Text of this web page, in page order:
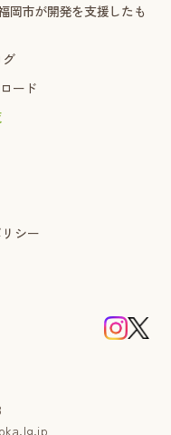
岡市が開発を支援したも
グ
ード
シー